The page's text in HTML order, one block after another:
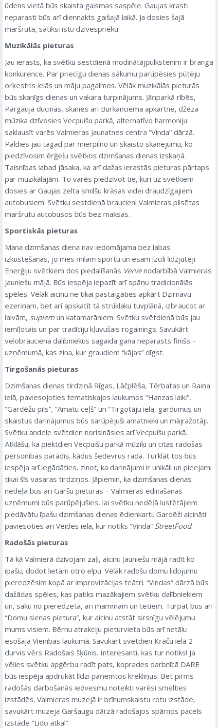
ūdens vietā būs skaista gaismas saspēle. Gaujas krasti
neparasti būs arī diennakts gaišajā laikā. Ja dosies šajā
maršrutā, satiksi īstu dzīvesprieku.
Muzikālās pieturas
Jau ierasts, ka svētku sestdienā modinātājpulkstenim ir branga
konkurence. Par priecīgu dienas sākumu parūpēsies pūtēju
orķestris ielās un māju pagalmos. Vēlāk muzikālās pieturās
būs skanīgs dienas un vakara turpinājums. Jāņparkā rībēs,
Pārgaujā ducinās, skanēs arī Burkānciema apkārtnē, džeza
mūzika dzīvosies Vecpuišu parkā, alternatīvo harmoniju
saklausīt varēs Valmieras Jaunatnes centra “Vinda” dārzā.
Paldies jau tagad par mierpilno un skaisto skanējumu, ko
piedzīvosim ērģeļu svētkos dzimšanas dienas izskaņā.
Taisnības labad jāsaka, ka arī dažas ierastās pieturas pārtaps
par muzikālajām. To varēs piedzīvot tie, kuri uz svētkiem
dosies ar Gaujas zelta smilšu krāsas videi draudzīgajiem
autobusiem. Svētku sestdienā braucieni Valmieras pilsētas
maršrutu autobusos būs bez maksas.
Sportiskās pieturas
Mana dzimšanas diena nav iedomājama bez labas
izkustēšanās, jo mēs mīlam sportu un esam izcili līdzjutēji.
Enerģiju svētkiem dos piedalīšanās Vervenodarbībā Valmieras
Jauniešu mājā. Būs iespēja iepazīt arī spāņu tradicionālās
spēles. Vēlāk aicinu ne tikai pastaigāties apkārt Dzirnavu
ezeriņam, bet arī apskatīt tā strūklaku tuvplānā, izbraucot ar
laivām, supiem un katamarāniem. Svētku svētdienā būs jau
iemīļotais un par tradīciju kļuvušais rogainings. Savukārt
velobrauciena dalībniekus sagaida gana neparasts finišs –
uzņēmumā, kas zina, kur graudiem “kājas” dīgst.
Tirgošanās pieturas
Dzimšanas dienas tirdziņā Rīgas, Lāčplēša, Tērbatas un Raiņa
ielā, paviesojoties tematiskajos laukumos “Hanzas laiki”,
“Gardēžu pils”, “Amatu ceļš” un “Tirgotāju iela, gardumus un
skaistus darinājumus būs sarūpējuši amatnieki un mājražotāji.
Svētku andele svētdien norisināsies arī Vecpuišu parkā.
Atklāšu, ka piektdien Vecpuišu parkā mūziķi un citas radošas
personības parādīs, kādus šedevrus rada. Turklāt tos būs
iespēja arī iegādāties, zinot, ka darinājumi ir unikāli un pieejami
tikai šīs vasaras tirdziņos. Jāpiemin, ka dzimšanas dienas
nedēļā būs arī Garšu pieturas – Valmieras ēdināšanas
uzņēmumi būs parūpējušies, lai svētku nedēļā lustētājiem
piedāvātu īpašu dzimšanas dienas ēdienkarti. Gardēži aicināti
paviesoties arī Veides ielā, kur notiks “Vinda” StreetFood.
Radošās pieturas
Tā kā Valmierā dzīvojam zaļi, aicinu Jauniešu mājā radīt ko
īpašu, dodot lietām otro elpu. Vēlāk radošu domu lidojumu
pieredzēsim kopā ar improvizācijas teātri. “Vindas” dārzā būs
dažādas spēles, kas patiks mazākajiem svētku dalībniekiem
un, saku no pieredzētā, arī mammām un tētiem. Turpat būs arī
“Domu sienas pietura”, kur aicinu atstāt sirsnīgu vēlējumu
mums visiem. Bērnu atrakciju pieturvieta būs arī netālu
esošajā Vienības laukumā. Savukārt svētdien Krāču ielā 2
durvis vērs Radošais šķūnis. Interesanti, kas tur notiks! Ja
vēlies svētku apģērbu radīt pats, koprades darbnīcā DARE
būs iespēja apdrukāt līdzi paņemtos krekliņus. Bet pirms
radošās darbošanās iedvesmu noteikti varēsi smelties
izstādēs. Valmieras muzejā ir brīnumskaistu rotu izstāde,
savukārt muzeja Garšaugu dārzā radošajos spārnos pacels
izstāde “Lido atkal”.